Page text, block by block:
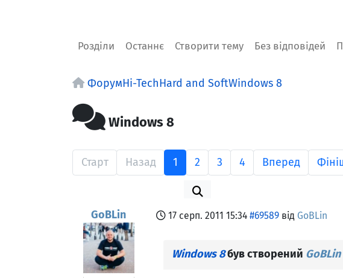
Розділи Останнє Створити тему Без відповідей
ФорумHi-TechHard and SoftWindows 8
Windows 8
Старт Назад 1 2 3 4 Вперед
GoBLin 17 серп. 2011 15:34 #69589 від GoBLin
Windows 8був створений GoBLin